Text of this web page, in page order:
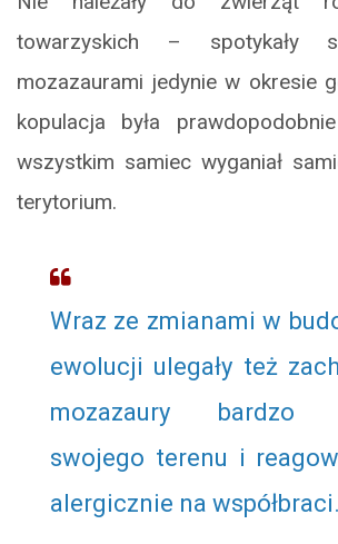
towarzyskich – spotykały
mozazaurami jedynie w okresie
kopulacja była
wszystkim samiec wyganiał
terytorium.
Wraz ze zmianami w
ewolucji ulegały też
mozazaury bardzo
swojego terenu i
alergicznie na współbraci.